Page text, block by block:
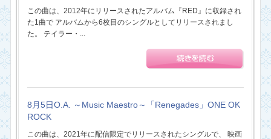
この曲は、2012年にリリースされたアルバム『RED』に収録され
た1曲で アルバムから6枚目のシングルとしてリリースされまし
た。 テイラー・...
8月5日O.A. ～Music Maestro～「Renegades」ONE OK
ROCK
この曲は、2021年に配信限定でリリースされたシングルで、 映画